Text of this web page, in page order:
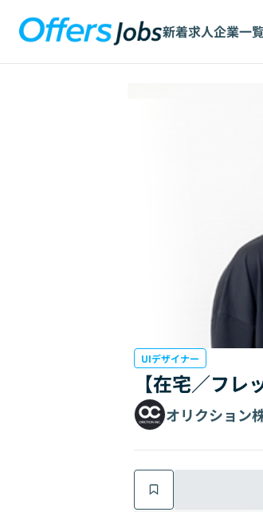
新着求人企業一
UIデザイナー
【在宅／フ
オリクション